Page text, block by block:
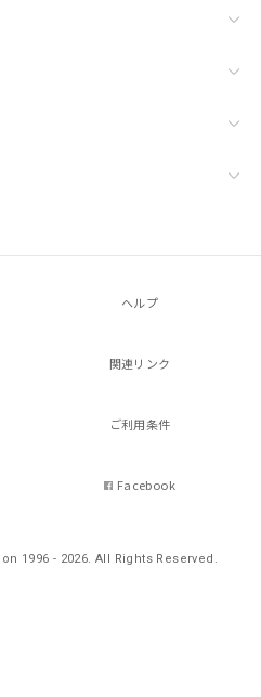
ヘルプ
関連リンク
ご利用条件
Facebook
1996 - 2026.All Rights Reserved.
リストについて、当社
関するお客様との取
い。
用者とは、
記載されている法人を